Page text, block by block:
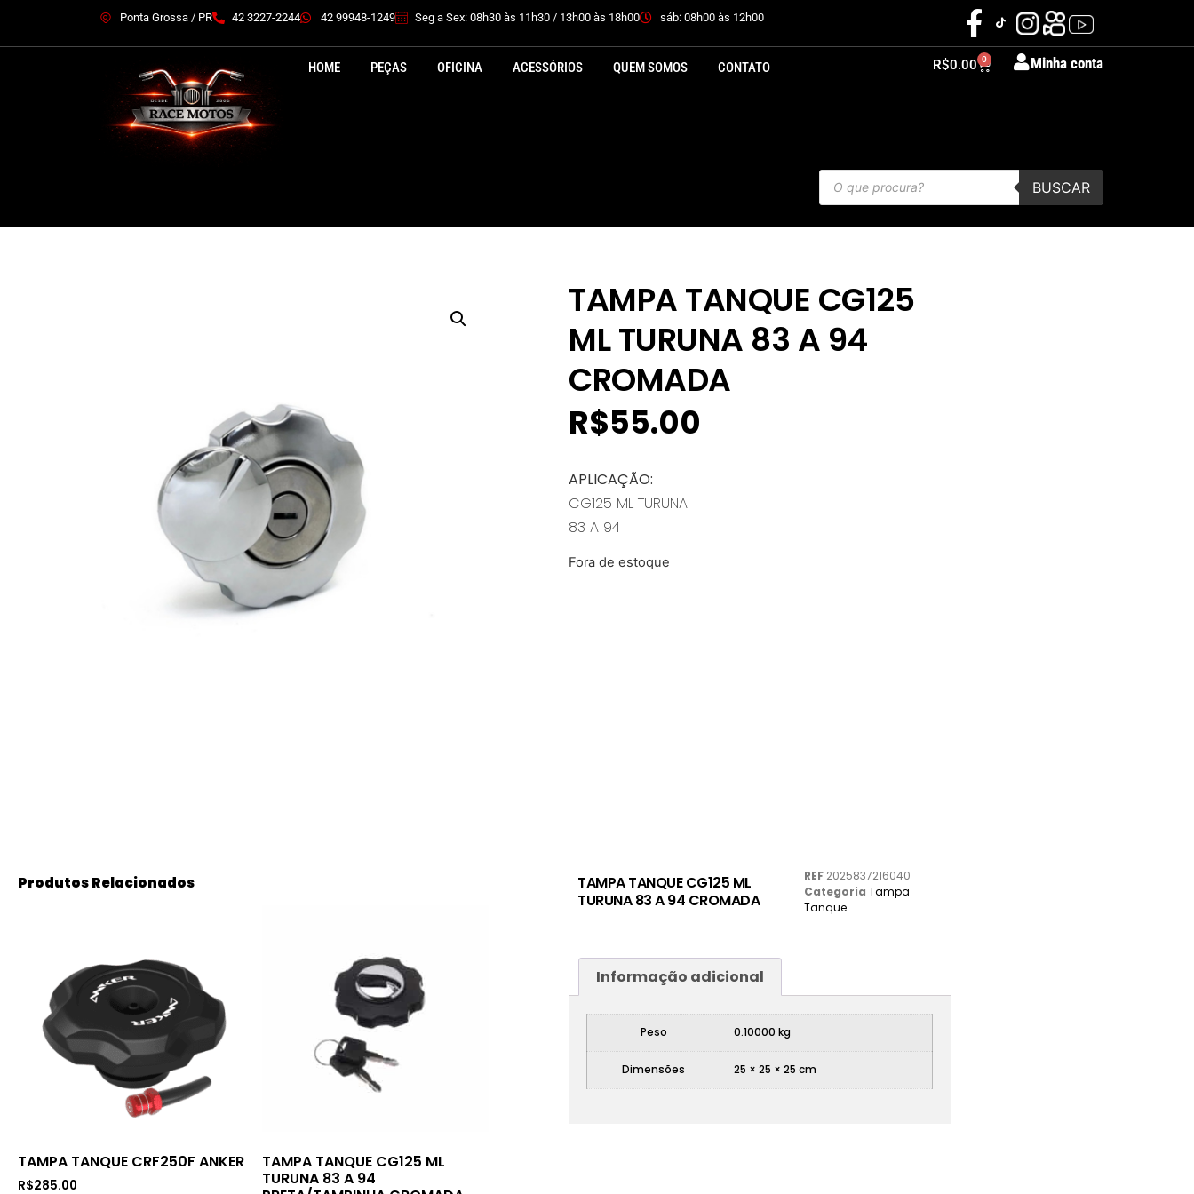
Ponta Grossa / PR 42 3227-2244 42 99948-1249 Seg a Sex: 08h30 às 11h30 / 13h00 às 18h00 sáb: 08h00 às 12h00
HOME PEÇAS OFICINA ACESSÓRIOS QUEM SOMOS CONTATO R$0.00 0 Minha conta
BUSCAR
TAMPA TANQUE CG125
ML TURUNA 83 A 94
CROMADA
R$55.00
APLICAÇÃO:
CG125 ML TURUNA
83 A 94
Fora de estoque
Produtos Relacionados
TAMPA TANQUE CRF250F ANKER
R$285.00
TAMPA TANQUE CG125 ML
TURUNA 83 A 94
TAMPA TANQUE CG125 ML
TURUNA 83 A 94 CROMADA
REF 2025837216040
Categoria Tampa
Tanque
Informação adicional
Peso 0.10000 kg
Dimensões 25 × 25 × 25 cm